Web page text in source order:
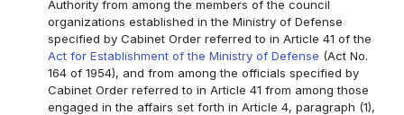
Authority from among the members of the council
organizations established in the Ministry of Defense
specified by Cabinet Order referred to in Article 41 of the
Act for Establishment of the Ministry of Defense (Act No.
164 of 1954), and from among the officials specified by
Cabinet Order referred to in Article 41 from among those
engaged in the affairs set forth in Article 4, paragraph (1),